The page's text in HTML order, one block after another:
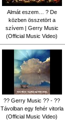
Almát eszem… ? De
közben összetört a
szívem | Gerry Music
(Official Music Video)
?? Gerry Music ?? - ??
Távolban egy fehér vitorla
(Official Music Video)